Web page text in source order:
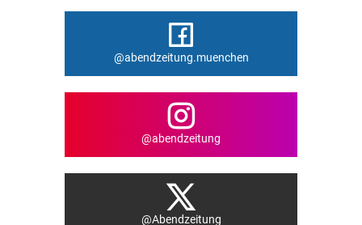
@abendzeitung.muenchen
@abendzeitung
@Abendzeitung